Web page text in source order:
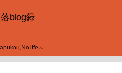
blog録
life～